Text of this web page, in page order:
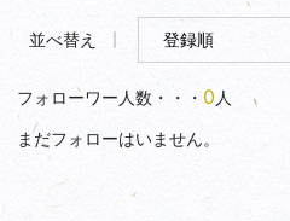
並べ替え
フォローワー人数・・・ 0人
まだフォローはいません。